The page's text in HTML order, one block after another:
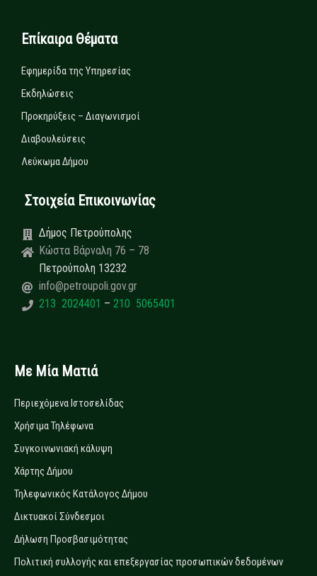
Επίκαιρα Θέματα
Εφημερίδα της Υπηρεσίας
Εκδηλώσεις
Προκηρύξεις – Διαγωνισμοί
Διαβουλεύσεις
Λεύκωμα Δήμου
Στοιχεία Επικοινωνίας
Δήμος Πετρούπολης
Κώστα Βάρναλη 76 – 78
Πετρούπολη 13232
info@petroupoli.gov.gr
213 2024401 – 210 5065401
Με Μία Ματιά
Περιεχόμενα Ιστοσελίδας
Χρήσιμα Τηλέφωνα
Συγκοινωνιακή κάλυψη
Χάρτης Δήμου
Τηλεφωνικός Κατάλογος Δήμου
Δικτυακοί Σύνδεσμοι
Δήλωση Προσβασιμότητας
Πολιτική συλλογής και επεξεργασίας προσωπικών δεδομένων